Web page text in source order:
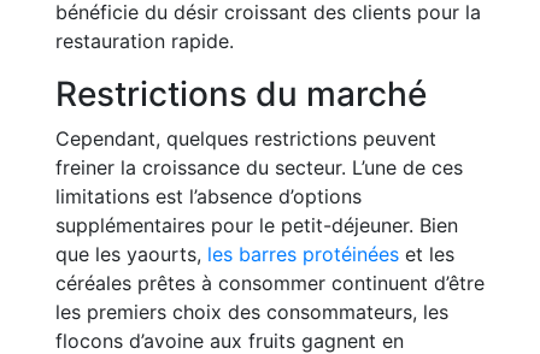
bénéficie du désir croissant des clients pour la
restauration rapide.
Restrictions du marché
Cependant, quelques restrictions peuvent
freiner la croissance du secteur. L’une de ces
limitations est l’absence d’options
supplémentaires pour le petit-déjeuner. Bien
que les yaourts, les barres protéinées et les
céréales prêtes à consommer continuent d’être
les premiers choix des consommateurs, les
flocons d’avoine aux fruits gagnent en